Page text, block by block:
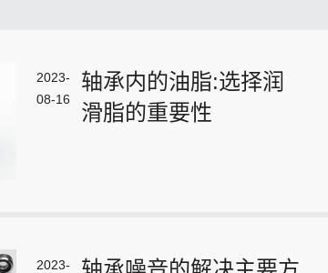
2023-
08-16
轴承内的油脂:选择润
滑脂的重要性
2023-